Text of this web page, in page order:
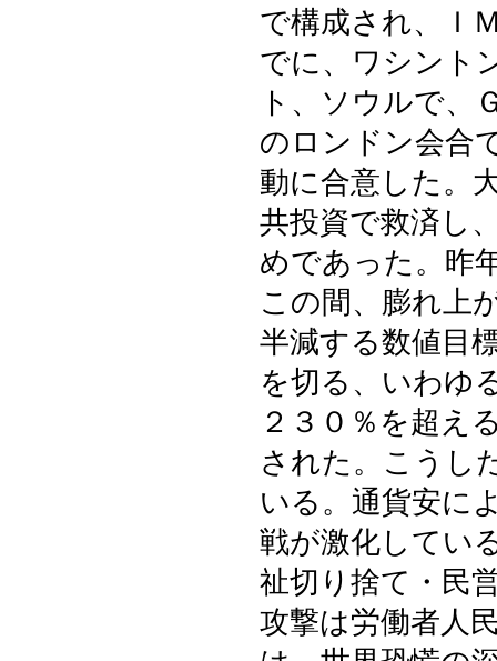
で構成され、Ｉ
でに、ワシント
ト、ソウルで、
のロンドン会合
動に合意した。
共投資で救済し
めであった。昨
この間、膨れ上
半減する数値目
を切る、いわゆ
２３０％を超え
された。こうし
いる。通貨安に
戦が激化してい
祉切り捨て・民
攻撃は労働者人